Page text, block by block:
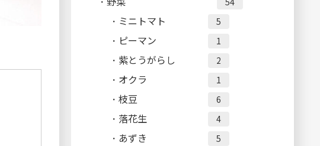
ミニトマト 5
ピーマン 1
紫とうがらし 2
オクラ 1
枝豆 6
落花生 4
あずき 5